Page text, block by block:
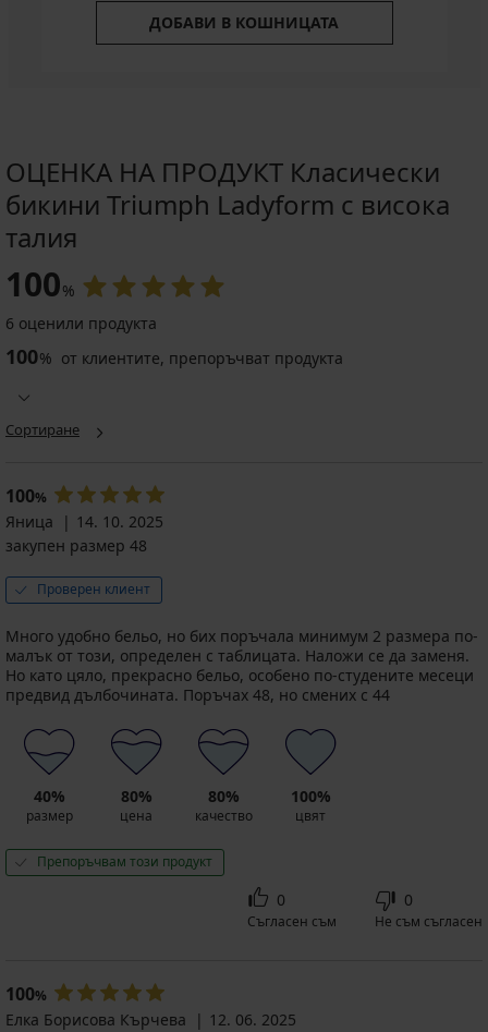
ДОБАВИ В КОШНИЦАТА
ОЦЕНКА НА ПРОДУКТ Класически
бикини Triumph Ladyform с висока
талия
100%
6 оценили продукта
100% от клиентите, препоръчват продукта
Сортиране
100%
Яница
14. 10. 2025
закупен размер 48
Проверен клиент
Много удобно бельо, но бих поръчала минимум 2 размера по-
малък от този, определен с таблицата. Наложи се да заменя.
Но като цяло, прекрасно бельо, особено по-студените месеци
предвид дълбочината. Поръчах 48, но смених с 44
40%
размер
80%
цена
80%
качество
100%
цвят
Препоръчвам този продукт
0
Съгласен съм
0
Не съм съгласен
100%
Елка Борисова Кърчева
12. 06. 2025